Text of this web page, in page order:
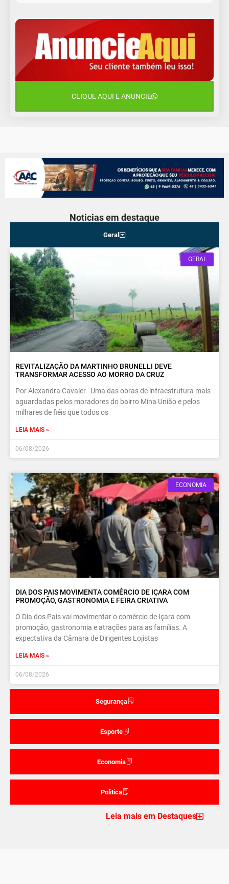
Domingo 16°C 13°C
10 de agosto
Segunda-Feira
Terça-Feira
CLIQUE AQUI E ANUNCIE
Noticias em destaque
Geral
Segurança
Esporte
Economia
Politica
GERAL
REVITALIZAÇÃO DA MARTINHO BRUNELLI DEVE
TRANSFORMAR ACESSO AO MORRO DA CRUZ
Por Alexandra Cavaler Uma das obras de infraestrutura mais
aguardadas pelos moradores do bairro Mina União e pelos
milhares de fiéis que todos os
LEIA MAIS »
06/08/2026
ECONOMIA
DIA DOS PAIS MOVIMENTA COMÉRCIO DE IÇARA COM
PROMOÇÃO, GASTRONOMIA E FEIRA CRIATIVA
O Dia dos Pais vai movimentar o comércio de Içara com
promoção, gastronomia e atrações para as famílias. A
expectativa da Câmara de Dirigentes Lojistas
LEIA MAIS »
06/08/2026
Leia mais em Destaques